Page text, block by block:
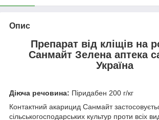
Опис
Препарат від кліщів на
Санмайт Зелена аптека
Україна
Діюча речовина: Піридабен 200 г/кг
Контактний акарицид Санмайт
сільськогосподарських культур проти всіх